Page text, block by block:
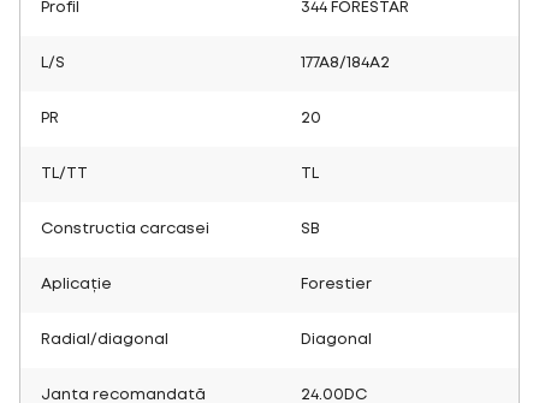
Profil 344 FORESTAR
L/S 177A8/184A2
PR 20
TL/TT
Constructia carcasei SB
Aplicație Forestier
Radial/diagonal Diagonal
Janta recomandată 24.00DC